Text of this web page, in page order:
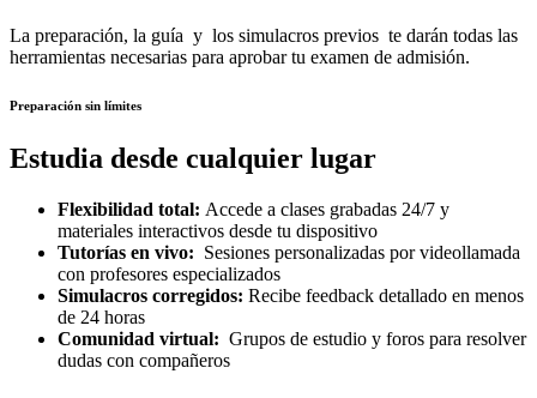
La preparación, la guía y los simulacros previos te darán todas las
herramientas necesarias para aprobar tu examen de admisión.
Preparación sin límites
Estudia desde cualquier lugar
Flexibilidad total: Accede a clases grabadas 24/7 y
materiales interactivos desde tu dispositivo
Tutorías en vivo: Sesiones personalizadas por videollamada
con profesores especializados
Simulacros corregidos: Recibe feedback detallado en menos
de 24 horas
Comunidad virtual: Grupos de estudio y foros para resolver
dudas con compañeros